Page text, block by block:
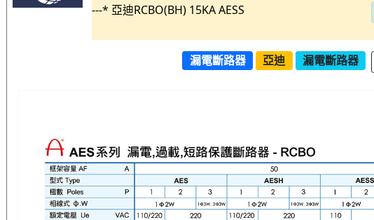
---* 亞迪RCBO(BH) 15KA AESS
漏電斷路器 亞迪 漏電斷路器